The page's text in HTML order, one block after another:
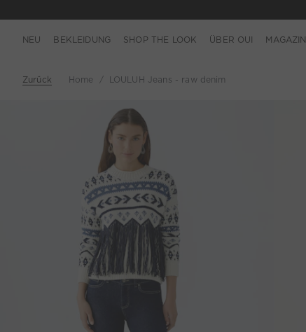
NEU BEKLEIDUNG SHOP THE LOOK ÜBER OUI MAGAZIN
Zurück Home LOULUH Jeans - raw denim